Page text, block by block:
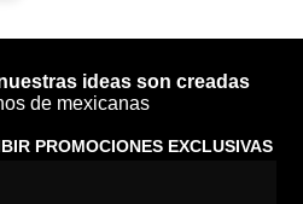
ideas son creadas
de mexicanas
PROMOCIONES EXCLUSIVAS